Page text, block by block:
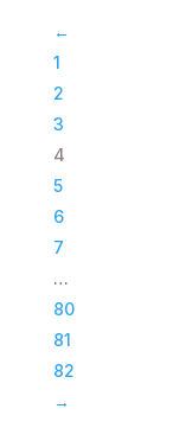
←
1
2
3
4
5
6
7
…
80
81
82
→